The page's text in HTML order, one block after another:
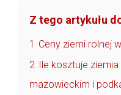
Z tego artykułu
1 Ceny ziemi rolnej
2 Ile kosztuje
mazowieckim i